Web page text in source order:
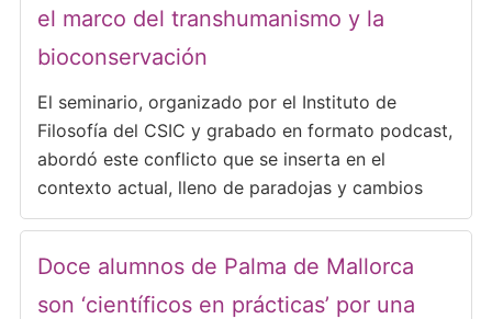
el marco del transhumanismo y la
bioconservación
El seminario, organizado por el Instituto de
Filosofía del CSIC y grabado en formato podcast,
abordó este conflicto que se inserta en el
contexto actual, lleno de paradojas y cambios
Doce alumnos de Palma de Mallorca
son ‘científicos en prácticas’ por una